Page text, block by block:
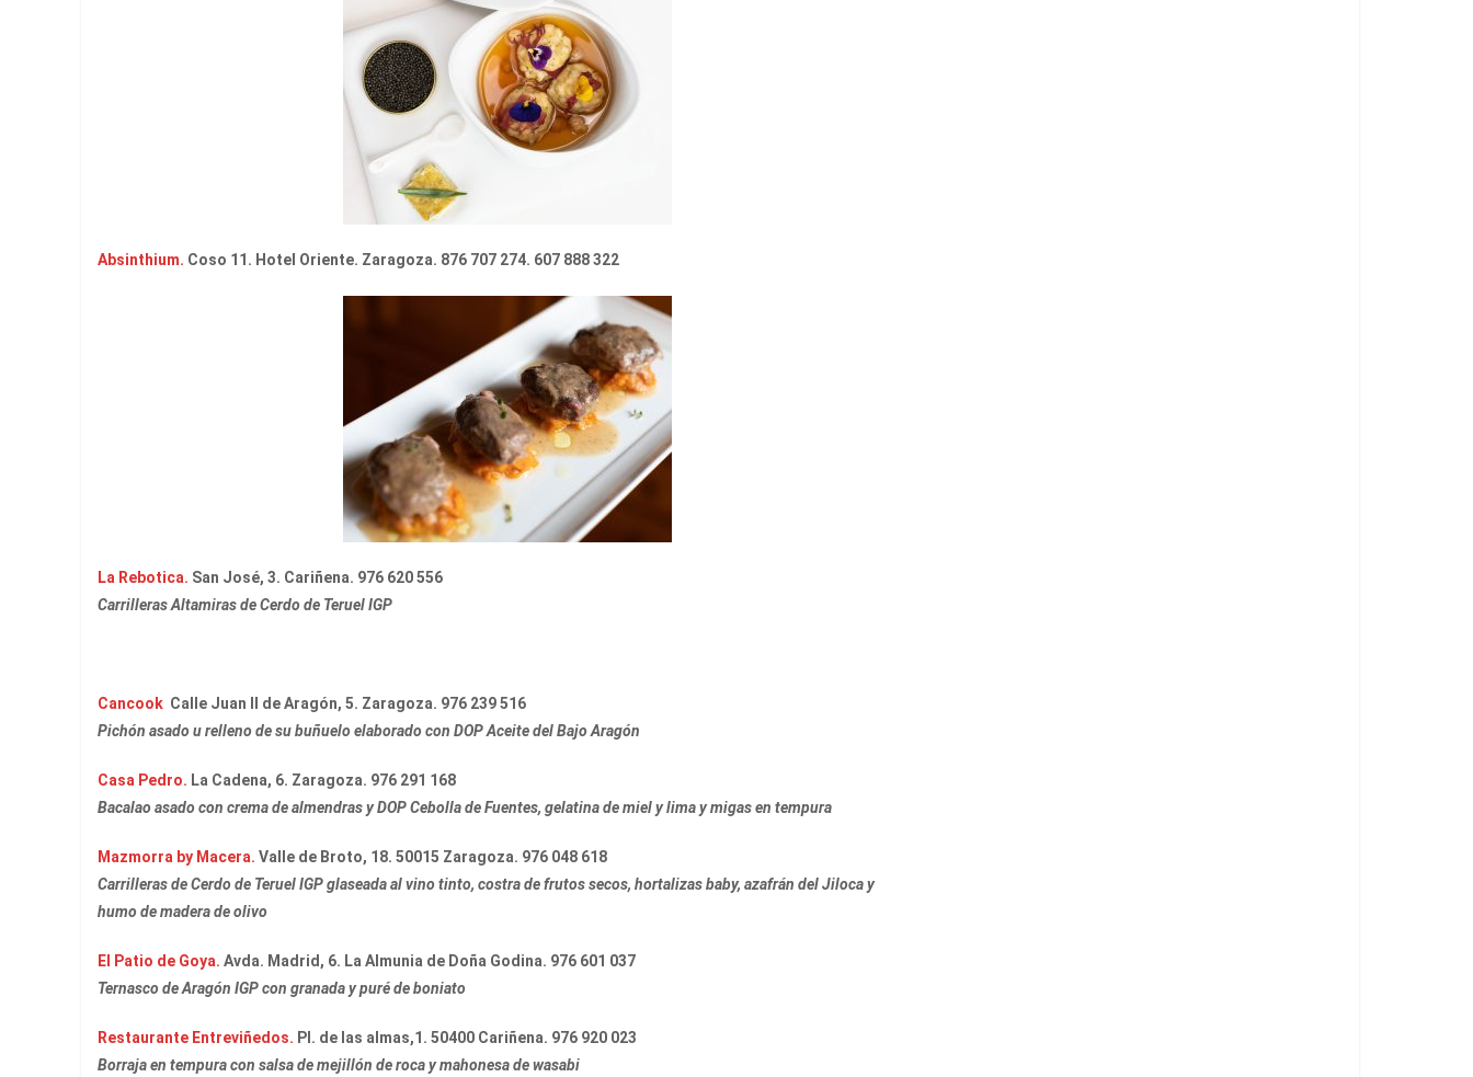
Absinthium. Coso 11. Hotel Oriente. Zaragoza. 876 707 274. 607 888 322
La Rebotica. San José, 3. Cariñena. 976 620 556
Carrilleras Altamiras de Cerdo de Teruel IGP
Cancook Calle Juan II de Aragón, 5. Zaragoza. 976 239 516
Pichón asado u rellenode su buñuelo elaborado con DOP Aceite del Bajo Aragón
Casa Pedro. La Cadena, 6. Zaragoza. 976 291 168
Bacalao asado con crema de almendras y DOP Cebolla de Fuentes, gelatina de miel y lima y migas en tempura
Mazmorra by Macera. Valle de Broto, 18. 50015 Zaragoza. 976 048 618
Carrilleras de Cerdo de Teruel IGP glaseada al vino tinto, costra de frutos secos, hortalizas baby, azafrán del Jiloca y
humo de madera de olivo
El Patio de Goya. Avda. Madrid, 6. La Almunia de Doña Godina. 976 601 037
Ternasco de Aragón IGP con granada y puré de boniato
Restaurante Entreviñedos. Pl. de las almas,1. 50400 Cariñena. 976 920 023
Borraja en tempura con salsa de mejillón de roca y mahonesa de wasabi